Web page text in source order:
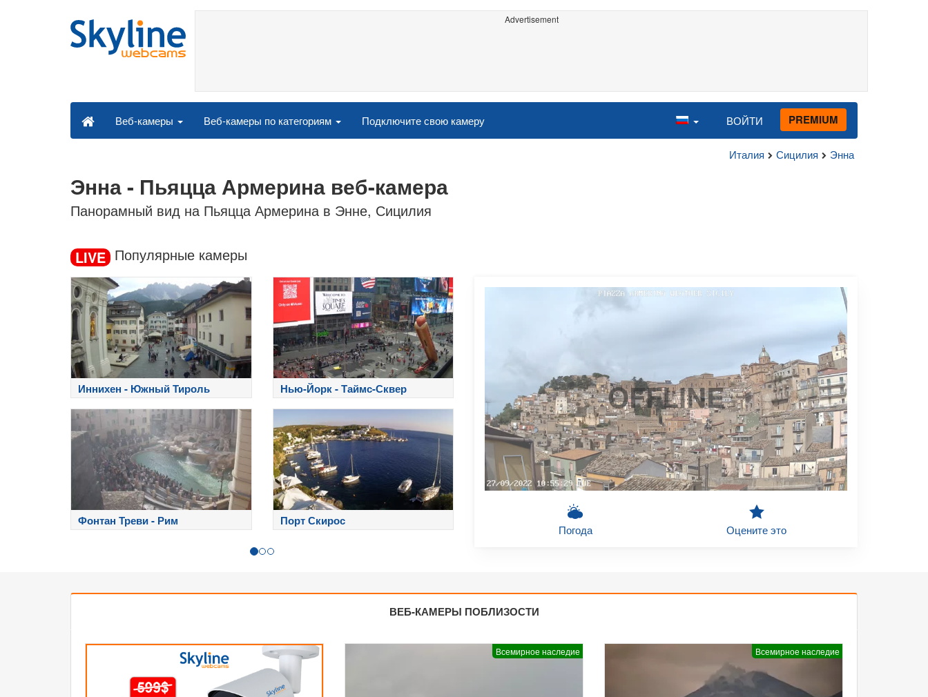
Advertisement
Веб-камеры Веб-камеры по категориям Подключите свою камеру ВОЙТИ PREMIUM
Италия Сицилия Энна
Энна - Пьяцца Армерина веб-камера
Панорамный вид на Пьяцца Армерина в Энне, Сицилия
LIVE Популярные камеры
Иннихен - Южный Тироль Нью-Йорк - Таймс-Сквер
Фонтан Треви - Рим Порт Скирос
OFFLINE
Погода Оцените это
ВЕБ-КАМЕРЫ ПОБЛИЗОСТИ
Всемирное наследие Всемирное наследие